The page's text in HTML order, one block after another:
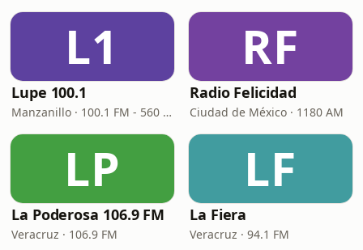
L1
Lupe 100.1
Manzanillo · 100.1 FM - 560 AM
RF
Radio Felicidad
Ciudad de México · 1180 AM
LP
La Poderosa 106.9 FM
Veracruz · 106.9 FM
LF
La Fiera
Veracruz · 94.1 FM